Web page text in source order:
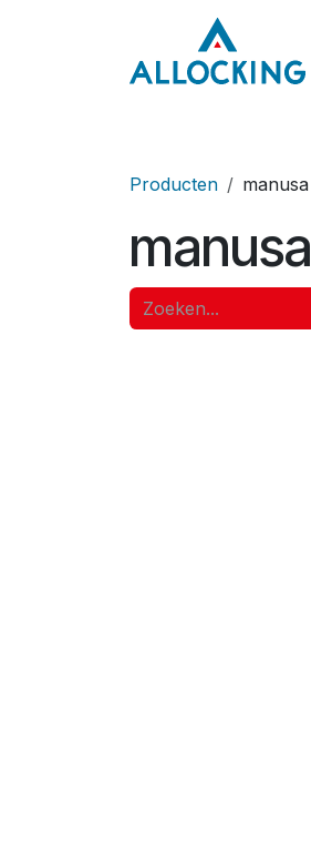
Producten manusa
manusa